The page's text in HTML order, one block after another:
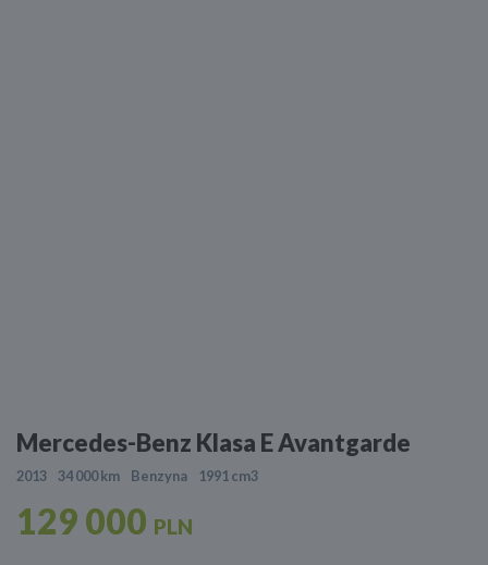
Mercedes-Benz Klasa E Avantgarde
2013 34 000 km Benzyna 1991 cm3
129 000 PLN